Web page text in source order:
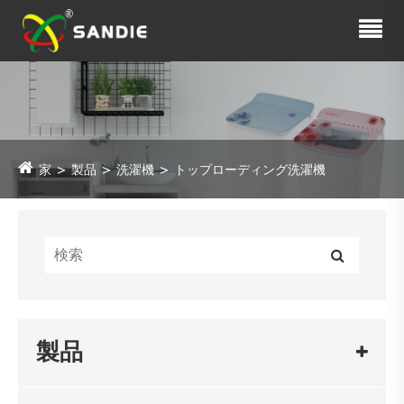
家 製品 洗濯機 トップローディング洗濯機
製品